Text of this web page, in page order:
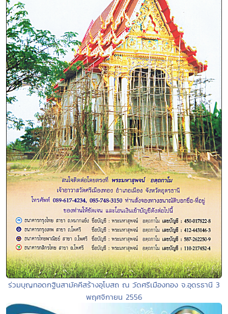
ร่วมบุญทอดกฐินสามัคคีสร้างอุโบสถ ณ วัดศรีเมืองทอง จ.อุดรธานี 3
พฤศจิกายน 2556